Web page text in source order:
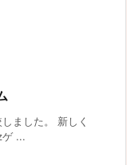
ました。 新しく
ゲ ...